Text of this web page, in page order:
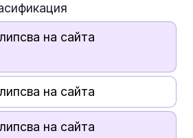
липсва на сайта
липсва на сайта
липсва на сайта